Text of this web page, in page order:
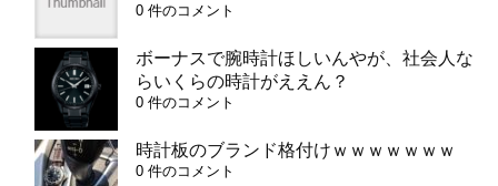
0 件のコメント
ボーナスで腕時計ほしいんやが、社会人な
らいくらの時計がええん？
0 件のコメント
時計板のブランド格付けｗｗｗｗｗｗｗ
0 件のコメント